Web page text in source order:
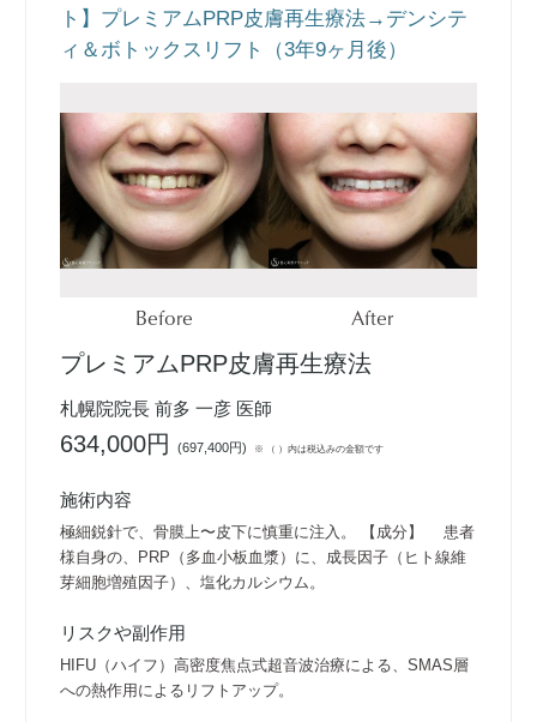
ト】プレミアムPRP皮膚再生療法→デンシテ
ィ＆ボトックスリフト（3年9ヶ月後）
Before After
プレミアムPRP皮膚再生療法
札幌院院長 前多 一彦 医師
634,000円(697,400円) ※ （ ）内は税込みの金額です
施術内容
極細鋭針で、骨膜上〜皮下に慎重に注入。 【成分】 患者
様自身の、PRP（多血小板血漿）に、成長因子（ヒト線維
芽細胞増殖因子）、塩化カルシウム。
リスクや副作用
HIFU（ハイフ）高密度焦点式超音波治療による、SMAS層
への熱作用によるリフトアップ。